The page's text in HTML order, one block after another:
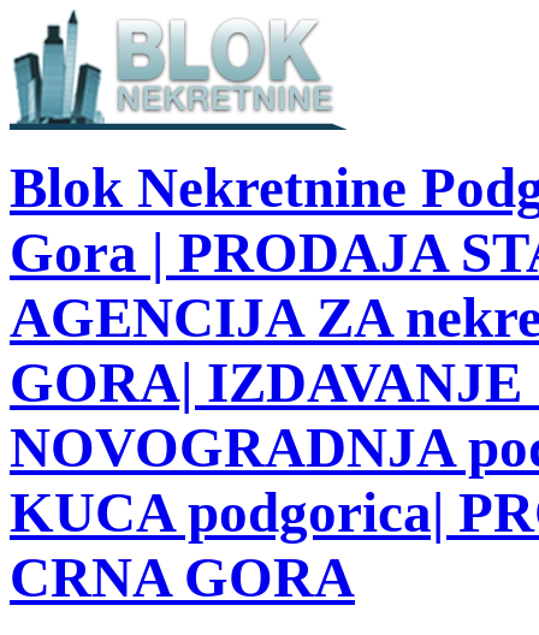
Blok Nekretnine
Gora | PRODAJA
AGENCIJA ZA
GORA| IZDAVANJE
NOVOGRADNJA
KUCA podgorica|
CRNA GORA